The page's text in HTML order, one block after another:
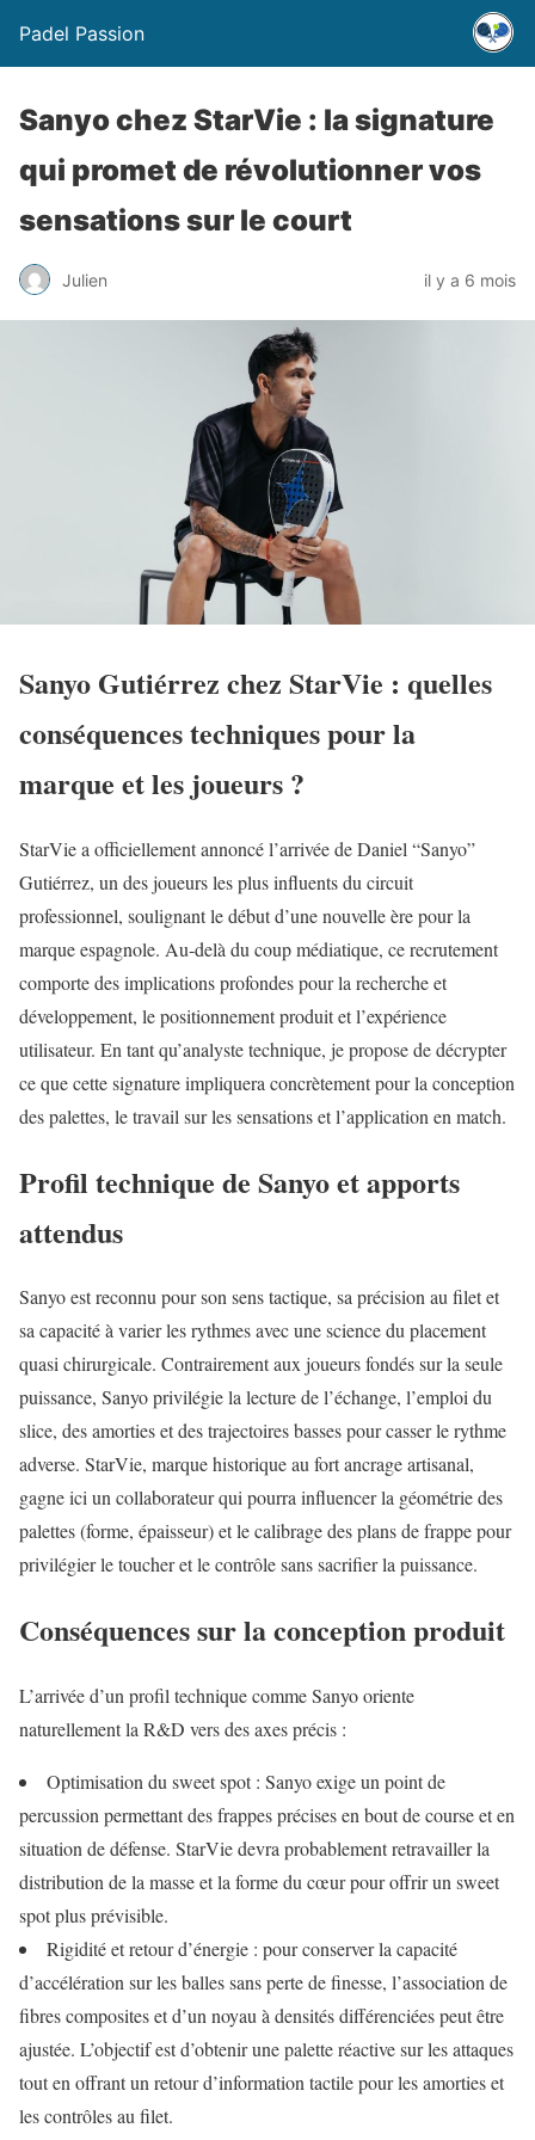
Padel Passion
Sanyo chez StarVie : la signature
qui promet de révolutionner vos
sensations sur le court
Julien il y a 6 mois
Sanyo Gutiérrez chez StarVie : quelles
conséquences techniques pour la
marque et les joueurs ?
StarVie a officiellement annoncé l’arrivée de Daniel “Sanyo”
Gutiérrez, un des joueurs les plus influents du circuit
professionnel, soulignant le début d’une nouvelle ère pour la
marque espagnole. Au‑delà du coup médiatique, ce recrutement
comporte des implications profondes pour la recherche et
développement, le positionnement produit et l’expérience
utilisateur. En tant qu’analyste technique, je propose de décrypter
ce que cette signature impliquera concrètement pour la conception
des palettes, le travail sur les sensations et l’application en match.
Profil technique de Sanyo et apports
attendus
Sanyo est reconnu pour son sens tactique, sa précision au filet et
sa capacité à varier les rythmes avec une science du placement
quasi chirurgicale. Contrairement aux joueurs fondés sur la seule
puissance, Sanyo privilégie la lecture de l’échange, l’emploi du
slice, des amorties et des trajectoires basses pour casser le rythme
adverse. StarVie, marque historique au fort ancrage artisanal,
gagne ici un collaborateur qui pourra influencer la géométrie des
palettes (forme, épaisseur) et le calibrage des plans de frappe pour
privilégier le toucher et le contrôle sans sacrifier la puissance.
Conséquences sur la conception produit
L’arrivée d’un profil technique comme Sanyo oriente
naturellement la R&D vers des axes précis :
Optimisation du sweet spot : Sanyo exige un point de
percussion permettant des frappes précises en bout de course et en
situation de défense. StarVie devra probablement retravailler la
distribution de la masse et la forme du cœur pour offrir un sweet
spot plus prévisible.
Rigidité et retour d’énergie : pour conserver la capacité
d’accélération sur les balles sans perte de finesse, l’association de
fibres composites et d’un noyau à densités différenciées peut être
ajustée. L’objectif est d’obtenir une palette réactive sur les attaques
tout en offrant un retour d’information tactile pour les amorties et
les contrôles au filet.